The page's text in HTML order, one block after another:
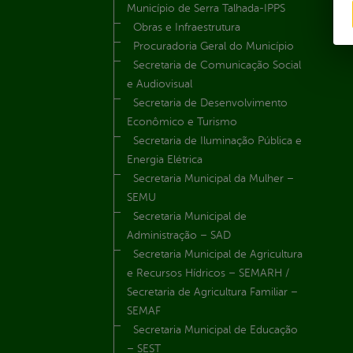
Município de Serra Talhada-IPPS
Obras e Infraestrutura
Procuradoria Geral do Município
Secretaria de Comunicação Social
e Audiovisual
Secretaria de Desenvolvimento
Econômico e Turismo
Secretaria de Iluminação Pública e
Energia Elétrica
Secretaria Municipal da Mulher –
SEMU
Secretaria Municipal de
Administração – SAD
Secretaria Municipal de Agricultura
e Recursos Hídricos – SEMARH /
Secretaria de Agricultura Familiar –
SEMAF
Secretaria Municipal de Educação
– SEST